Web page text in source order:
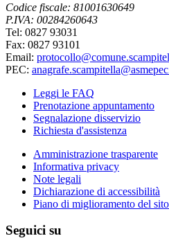
Codice fiscale: 81001630649
P.IVA: 00284260643
Tel: 0827 93031
Fax: 0827 93101
Email:
PEC:
Leggi le FAQ
Prenotazione appuntamento
Segnalazione disservizio
Richiesta d'assistenza
Amministrazione trasparente
Informativa privacy
Note legali
Dichiarazione di accessibilità
Piano di miglioramento del
Seguici su